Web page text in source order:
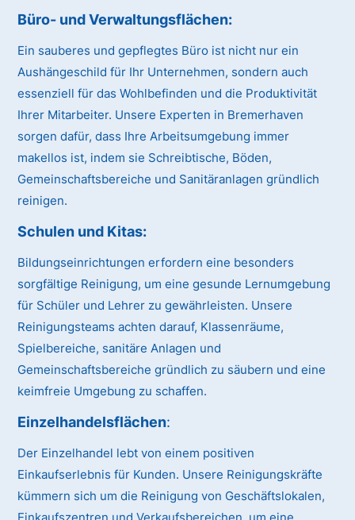
Büro- und Verwaltungsflächen:
Ein sauberes und gepflegtes Büro ist nicht nur ein
Aushängeschild für Ihr Unternehmen, sondern auch
essenziell für das Wohlbefinden und die Produktivität
Ihrer Mitarbeiter. Unsere Experten in Bremerhaven
sorgen dafür, dass Ihre Arbeitsumgebung immer
makellos ist, indem sie Schreibtische, Böden,
Gemeinschaftsbereiche und Sanitäranlagen gründlich
reinigen.
Schulen und Kitas:
Bildungseinrichtungen erfordern eine besonders
sorgfältige Reinigung, um eine gesunde Lernumgebung
für Schüler und Lehrer zu gewährleisten. Unsere
Reinigungsteams achten darauf, Klassenräume,
Spielbereiche, sanitäre Anlagen und
Gemeinschaftsbereiche gründlich zu säubern und eine
keimfreie Umgebung zu schaffen.
Einzelhandelsflächen:
Der Einzelhandel lebt von einem positiven
Einkaufserlebnis für Kunden. Unsere Reinigungskräfte
kümmern sich um die Reinigung von Geschäftslokalen,